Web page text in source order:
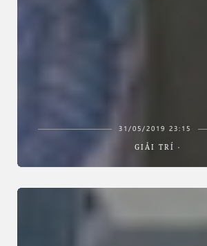
31/05/2019 23:15
GIẢI TRÍ